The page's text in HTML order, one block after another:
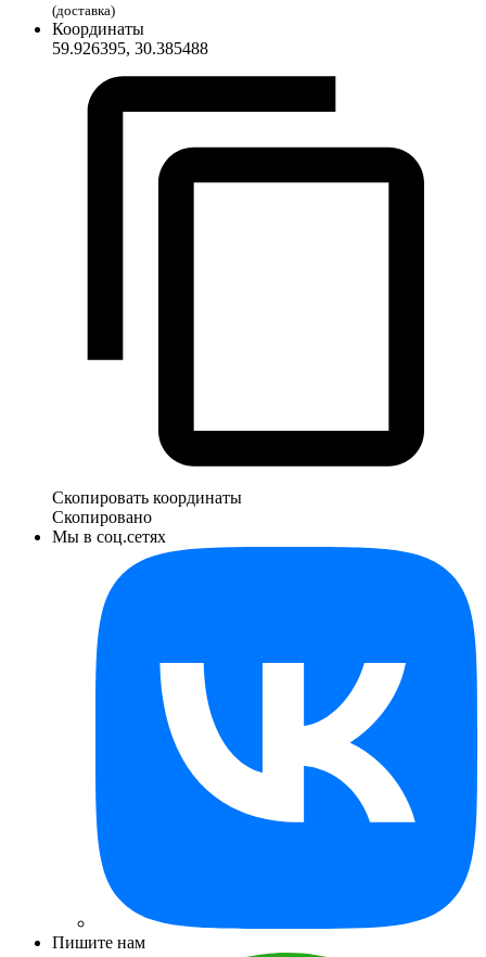
(доставка)
Координаты
59.926395, 30.385488
Скопировать координаты
Скопировано
Мы в соц.сетях
Пишите нам